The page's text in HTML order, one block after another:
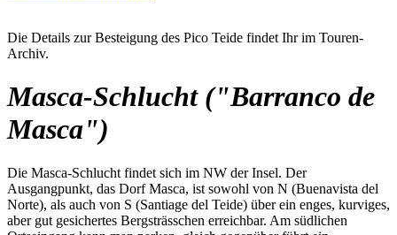
Die Details zur Besteigung des Pico Teide findet Ihr im Touren-
Archiv.
Masca-Schlucht ("Barranco de
Masca")
Die Masca-Schlucht findet sich im NW der Insel. Der
Ausgangpunkt, das Dorf Masca, ist sowohl von N (Buenavista del
Norte), als auch von S (Santiage del Teide) über ein enges, kurviges,
aber gut gesichertes Bergsträsschen erreichbar. Am südlichen